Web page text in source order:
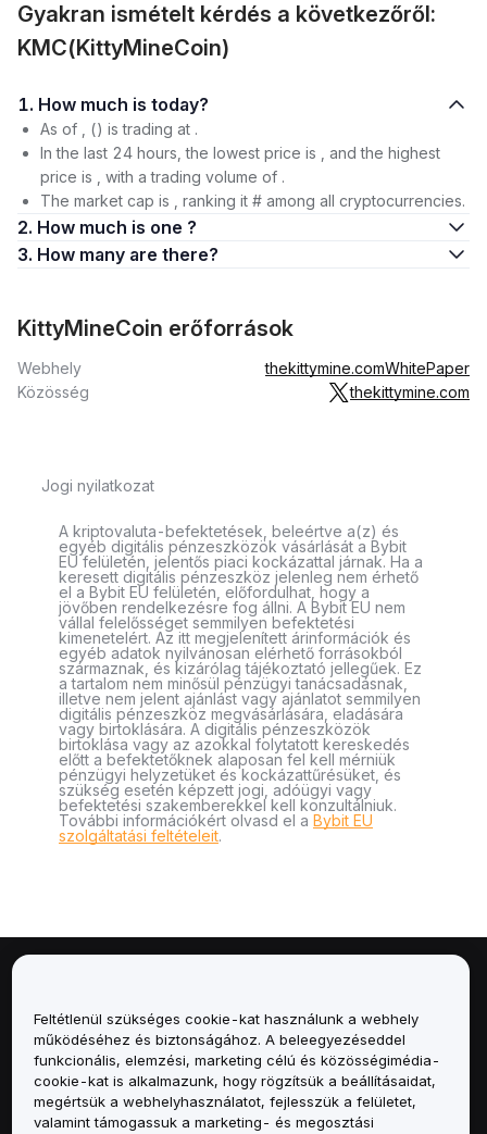
Gyakran ismételt kérdés a következőről:
KMC(KittyMineCoin)
1. How much is today?
As of , () is trading at .
In the last 24 hours, the lowest price is , and the highest
price is , with a trading volume of .
The market cap is , ranking it # among all cryptocurrencies.
2. How much is one ?
3. How many are there?
KittyMineCoin erőforrások
Webhely thekittymine.comWhitePaper
Közösség
thekittymine.com
Jogi nyilatkozat
A kriptovaluta-befektetések, beleértve a(z) és
egyéb digitális pénzeszközök vásárlását a Bybit
EU felületén, jelentős piaci kockázattal járnak. Ha a
keresett digitális pénzeszköz jelenleg nem érhető
el a Bybit EU felületén, előfordulhat, hogy a
jövőben rendelkezésre fog állni. A Bybit EU nem
vállal felelősséget semmilyen befektetési
kimenetelért. Az itt megjelenített árinformációk és
egyéb adatok nyilvánosan elérhető forrásokból
származnak, és kizárólag tájékoztató jellegűek. Ez
a tartalom nem minősül pénzügyi tanácsadásnak,
illetve nem jelent ajánlást vagy ajánlatot semmilyen
digitális pénzeszköz megvásárlására, eladására
vagy birtoklására. A digitális pénzeszközök
birtoklása vagy az azokkal folytatott kereskedés
előtt a befektetőknek alaposan fel kell mérniük
pénzügyi helyzetüket és kockázattűrésüket, és
szükség esetén képzett jogi, adóügyi vagy
befektetési szakemberekkel kell konzultálniuk.
További információkért olvasd el a Bybit EU
szolgáltatási feltételeit.
Szolgáltatások
Támogatás
Feltétlenül szükséges cookie-kat használunk a webhely
működéséhez és biztonságához. A beleegyezéseddel
funkcionális, elemzési, marketing célú és közösségimédia-
cookie-kat is alkalmazunk, hogy rögzítsük a beállításaidat,
megértsük a webhelyhasználatot, fejlesszük a felületet,
valamint támogassuk a marketing- és megosztási